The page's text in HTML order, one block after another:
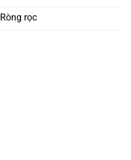
Ròng rọc